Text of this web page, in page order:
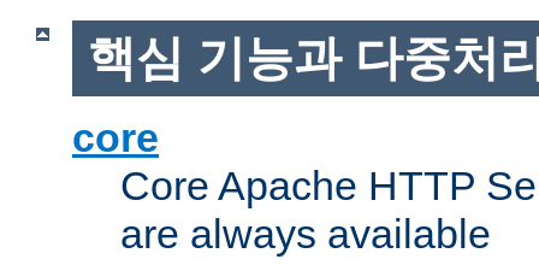
핵심 기능과 다중처
core
Core Apache HTTP
are always available